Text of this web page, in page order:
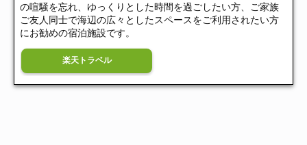
の喧騒を忘れ、ゆっくりとした時間を過ごしたい方、ご家族
ご友人同士で海辺の広々としたスペースをご利用されたい方
にお勧めの宿泊施設です。
楽天トラベル